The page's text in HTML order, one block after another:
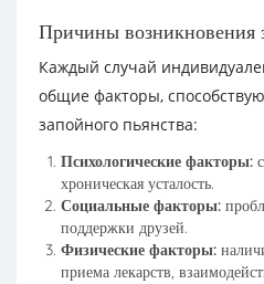
Причины возникновения
Каждый случай
общие факторы,
запойного пьянства:
Психологические факторы:
хроническая усталость.
Социальные факторы:
поддержки друзей.
Физические факторы:
приема лекарств,